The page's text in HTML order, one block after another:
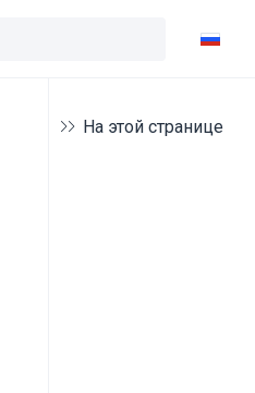
На этой странице